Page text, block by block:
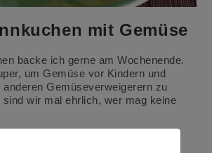
mit Gemüse
backe ich gerne am Wochenende.
um Gemüse vor Kindern und
anderen Gemüseverweigerern zu
wir mal ehrlich, wer mag keine